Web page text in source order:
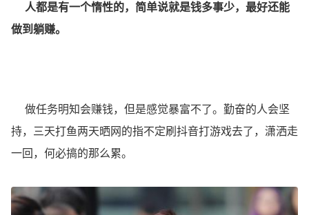
人都是有一个惰性的，简单说就是钱多事少，最好还能
做到躺赚。
做任务明知会赚钱，但是感觉暴富不了。勤奋的人会坚
持，三天打鱼两天晒网的指不定刷抖音打游戏去了，潇洒走
一回，何必搞的那么累。